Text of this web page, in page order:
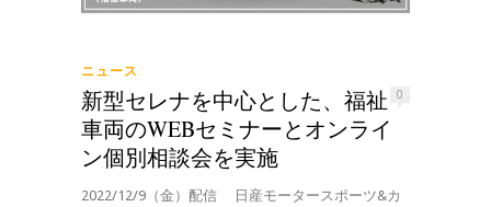
ニュース
0
新型セレナを中心とした、福祉
車両のWEBセミナーとオンライ
ン個別相談会を実施
2022/12/9（金）配信 日産モータースポーツ&カ